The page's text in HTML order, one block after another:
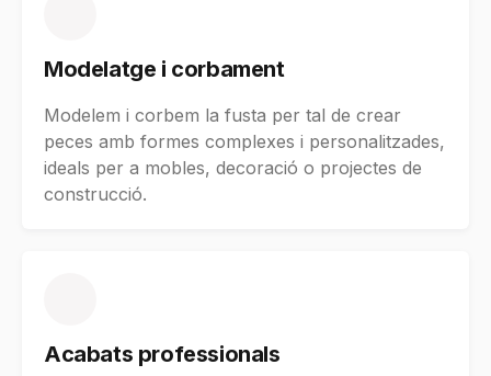
Modelatge i corbament
Modelem i corbem la fusta per tal de crear
peces amb formes complexes i personalitzades,
ideals per a mobles, decoració o projectes de
construcció.
Acabats professionals